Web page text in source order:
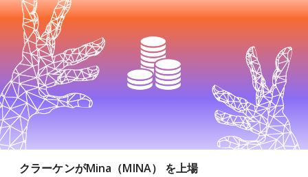
クラーケンがMina（MINA） を上場